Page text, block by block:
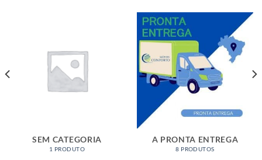
SEM CATEGORIA
1 PRODUTO
A PRONTA ENTREGA
8 PRODUTOS